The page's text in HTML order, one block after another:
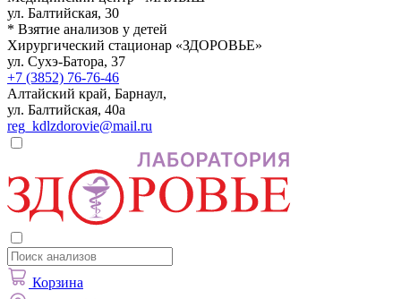
ул. Балтийская, 30
* Взятие анализов у детей
Хирургический стационар «ЗДОРОВЬЕ»
ул. Сухэ-Батора, 37
+7 (3852) 76-76-46
Алтайский край, Барнаул,
ул. Балтийская, 40а
reg_kdlzdorovie@mail.ru
Корзина